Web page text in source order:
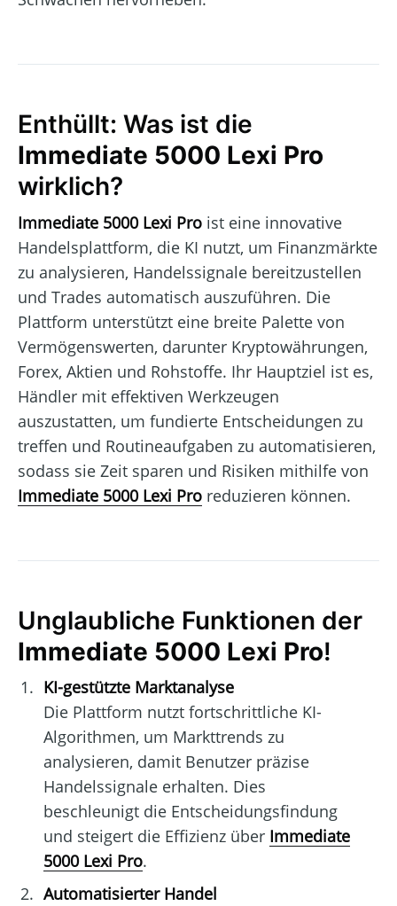
Enthüllt: Was ist die
Immediate 5000 Lexi Pro
wirklich?
Immediate 5000 Lexi Pro ist eine innovative
Handelsplattform, die KI nutzt, um Finanzmärkte
zu analysieren, Handelssignale bereitzustellen
und Trades automatisch auszuführen. Die
Plattform unterstützt eine breite Palette von
Vermögenswerten, darunter Kryptowährungen,
Forex, Aktien und Rohstoffe. Ihr Hauptziel ist es,
Händler mit effektiven Werkzeugen
auszustatten, um fundierte Entscheidungen zu
treffen und Routineaufgaben zu automatisieren,
sodass sie Zeit sparen und Risiken mithilfe von
Immediate 5000 Lexi Pro reduzieren können.
Unglaubliche Funktionen der
Immediate 5000 Lexi Pro!
KI-gestützte Marktanalyse
Die Plattform nutzt fortschrittliche KI-
Algorithmen, um Markttrends zu
analysieren, damit Benutzer präzise
Handelssignale erhalten. Dies
beschleunigt die Entscheidungsfindung
und steigert die Effizienz über Immediate
5000 Lexi Pro.
Automatisierter Handel